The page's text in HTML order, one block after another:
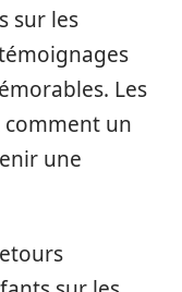
sur les
Les
un
une